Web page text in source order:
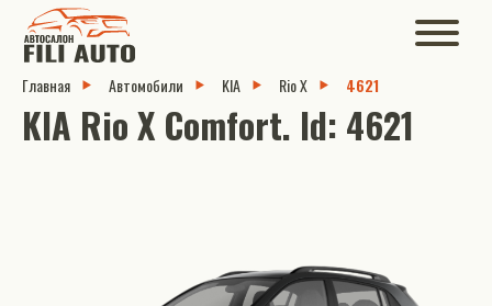
Главная Автомобили KIA Rio X 4621
KIA Rio X Comfort. Id: 4621